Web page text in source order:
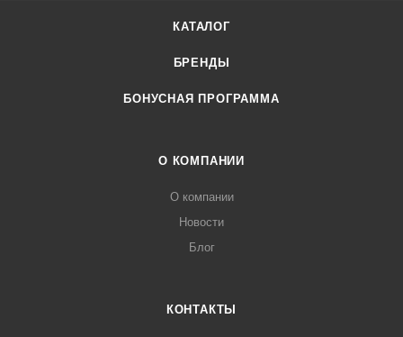
КАТАЛОГ
БРЕНДЫ
БОНУСНАЯ ПРОГРАММА
О КОМПАНИИ
О компании
Новости
Блог
КОНТАКТЫ